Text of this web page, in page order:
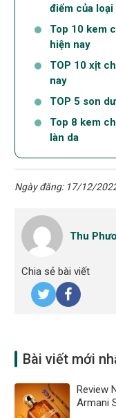
điểm của
Top 10 kem
hiện nay
TOP 10 xịt
nay
TOP 5 son
Top 8 kem
làn da
Ngày đăng: 17/12/
Thu
Chia sẻ bài viết
Bài viết mới
Review
Armani